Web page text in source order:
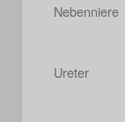
Nebenniere
Ureter